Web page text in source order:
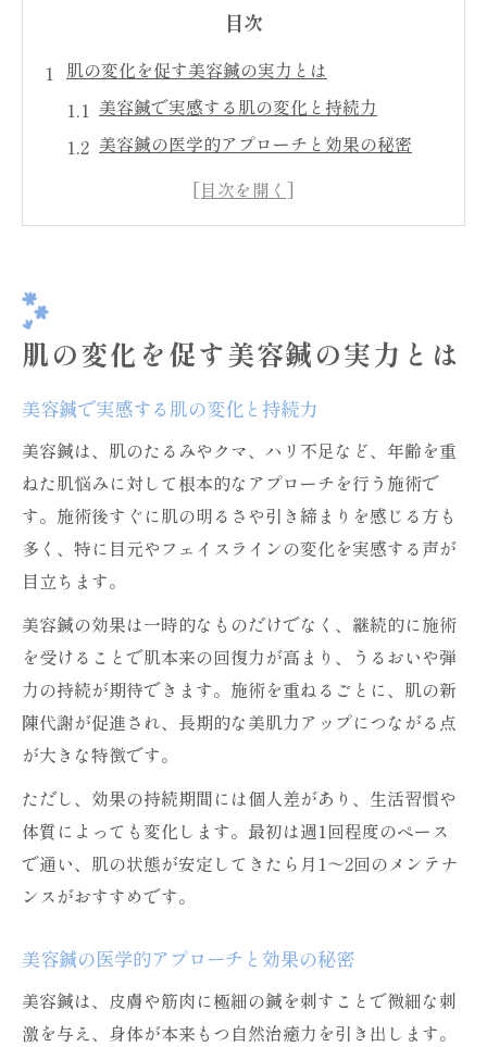
目次
肌の変化を促す美容鍼の実力とは
美容鍼で実感する肌の変化と持続力
美容鍼の医学的アプローチと効果の秘密
美容鍼が導く血行促進と美肌力アップ
美容鍼で叶える自分らしい美しさの追求
美容鍼が内側からもたらす健康的な輝き
美容鍼によるエイジングケアの実際
美容鍼で肌本来の力を引き出す方法
たるみやクマにも働く美容鍼の力を検証
美容鍼で目の下のたるみを改善する理由
美容鍼がクマ解消に与える影響と実感
美容鍼のたるみ対策に期待できる効果
美容鍼が目元のエイジングケアに有効なワ
ケ
美容鍼でたるみやクマに即効性はあるか
初回施術で体感できる美容鍼の効果
美容鍼を一度受けた時の肌の変化とは
美容鍼の初回施術で実感できる効果例
美容鍼がもたらす即効性と注意点
美容鍼の効果が出やすい人の特徴
美容鍼を続けた結果得られる美容力アップ
美容鍼を継続した場合の肌変化の実例
肌の変化を促す美容鍼の実力とは
美容鍼で実感する肌の変化と持続力
美容鍼は、肌のたるみやクマ、ハリ不足など、年齢を重
ねた肌悩みに対して根本的なアプローチを行う施術で
す。施術後すぐに肌の明るさや引き締まりを感じる方も
多く、特に目元やフェイスラインの変化を実感する声が
目立ちます。
美容鍼の効果は一時的なものだけでなく、継続的に施術
を受けることで肌本来の回復力が高まり、うるおいや弾
力の持続が期待できます。施術を重ねるごとに、肌の新
陳代謝が促進され、長期的な美肌力アップにつながる点
が大きな特徴です。
ただし、効果の持続期間には個人差があり、生活習慣や
体質によっても変化します。最初は週1回程度のペース
で通い、肌の状態が安定してきたら月1～2回のメンテナ
ンスがおすすめです。
美容鍼の医学的アプローチと効果の秘密
美容鍼は、皮膚や筋肉に極細の鍼を刺すことで微細な刺
激を与え、身体が本来もつ自然治癒力を引き出します。